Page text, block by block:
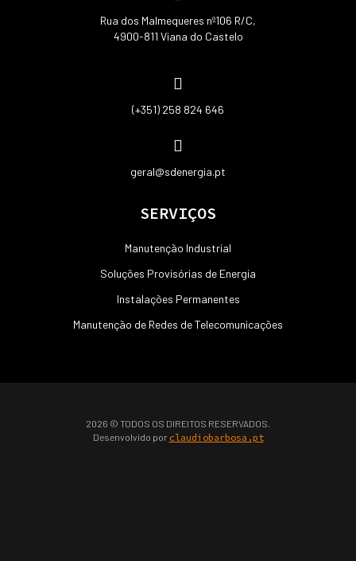
Rua dos Malmequeres nº106 R/C,
4900-811 Viana do Castelo
(+351) 258 824 646
geral@sdenergia.pt
SERVIÇOS
Manutenção Industrial
Soluções Provisórias de Energia
Instalações Permanentes
Manutenção de Redes de Telecomunicações
2026 © TODOS OS DIREITOS RESERVADOS.
Desenvolvido por claudiobarbosa.pt